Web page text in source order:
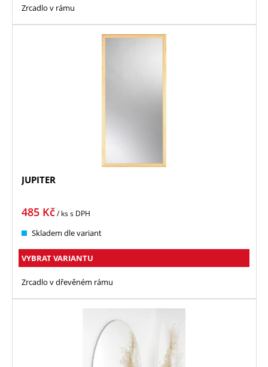
Zrcadlo v rámu
JUPITER
485 Kč/ kss DPH
Skladem dle variant
VYBRAT VARIANTU
Zrcadlo v dřevěném rámu